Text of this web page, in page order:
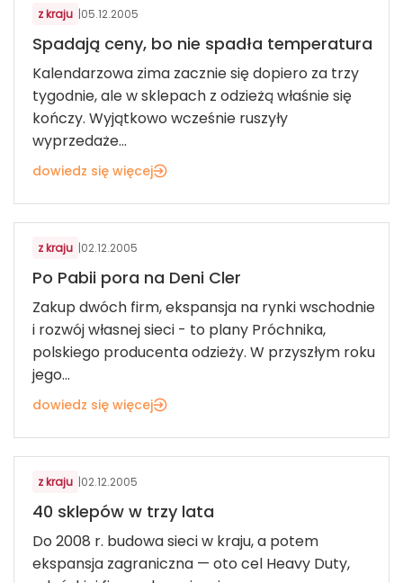
z kraju |05.12.2005
Spadają ceny, bo nie spadła temperatura
Kalendarzowa zima zacznie się dopiero za trzy
tygodnie, ale w sklepach z odzieżą właśnie się
kończy. Wyjątkowo wcześnie ruszyły
wyprzedaże...
dowiedz się więcej
MODA
z kraju |02.12.2005
Po Pabii pora na Deni Cler
Zakup dwóch firm, ekspansja na rynki wschodnie
i rozwój własnej sieci - to plany Próchnika,
polskiego producenta odzieży. W przyszłym roku
jego...
dowiedz się więcej
MODA
z kraju |02.12.2005
40 sklepów w trzy lata
Do 2008 r. budowa sieci w kraju, a potem
ekspansja zagraniczna — oto cel Heavy Duty,